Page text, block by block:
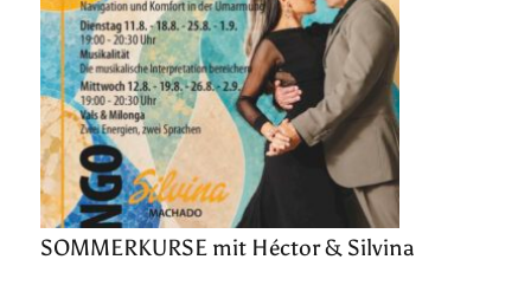
SOMMERKURSE mit Héctor & Silvina